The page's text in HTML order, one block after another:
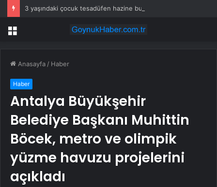
3 yaşındaki çocuk tesadüfen hazine buldu
Menü
Anasayfa / Haber
Haber
Antalya Büyükşehir
Belediye Başkanı Muhittin
Böcek, metro ve olimpik
yüzme havuzu projelerini
açıkladı